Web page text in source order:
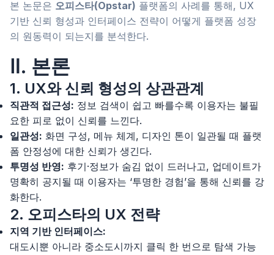
본 논문은 오피스타(Opstar) 플랫폼의 사례를 통해, UX
기반 신뢰 형성과 인터페이스 전략이 어떻게 플랫폼 성장
의 원동력이 되는지를 분석한다.
Ⅱ. 본론
1. UX와 신뢰 형성의 상관관계
직관적 접근성: 정보 검색이 쉽고 빠를수록 이용자는 불필
요한 피로 없이 신뢰를 느낀다.
일관성: 화면 구성, 메뉴 체계, 디자인 톤이 일관될 때 플랫
폼 안정성에 대한 신뢰가 생긴다.
투명성 반영: 후기·정보가 숨김 없이 드러나고, 업데이트가
명확히 공지될 때 이용자는 ‘투명한 경험’을 통해 신뢰를 강
화한다.
2. 오피스타의 UX 전략
지역 기반 인터페이스:
대도시뿐 아니라 중소도시까지 클릭 한 번으로 탐색 가능